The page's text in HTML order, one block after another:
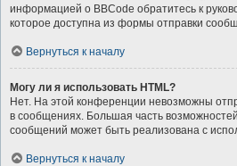
информацией о BBCode обратитесь к
которое доступна из формы отправки
Вернуться к началу
Могу ли я использовать HTML?
Нет. На этой конференции невозможны
в сообщениях. Большая часть
сообщений может быть реализована с
Вернуться к началу